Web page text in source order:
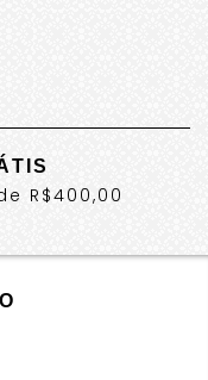
R$400,00